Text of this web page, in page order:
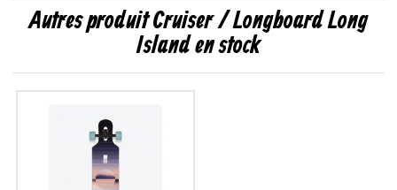
Autres produit Cruiser / Longboard Long
Island en stock